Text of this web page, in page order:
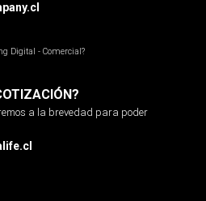
Digital - Comercial?
a la brevedad para poder